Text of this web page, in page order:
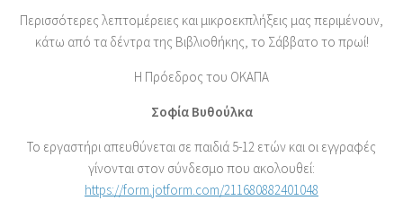
Περισσότερες λεπτομέρειες και μικροεκπλήξεις μας περιμένουν,
κάτω από τα δέντρα της Βιβλιοθήκης, το Σάββατο το πρωί!
Η Πρόεδρος του ΟΚΑΠΑ
Σοφία Βυθούλκα
Το εργαστήρι απευθύνεται σε παιδιά 5-12 ετών και οι εγγραφές
γίνονται στον σύνδεσμο που ακολουθεί:
https://form.jotform.com/211680882401048